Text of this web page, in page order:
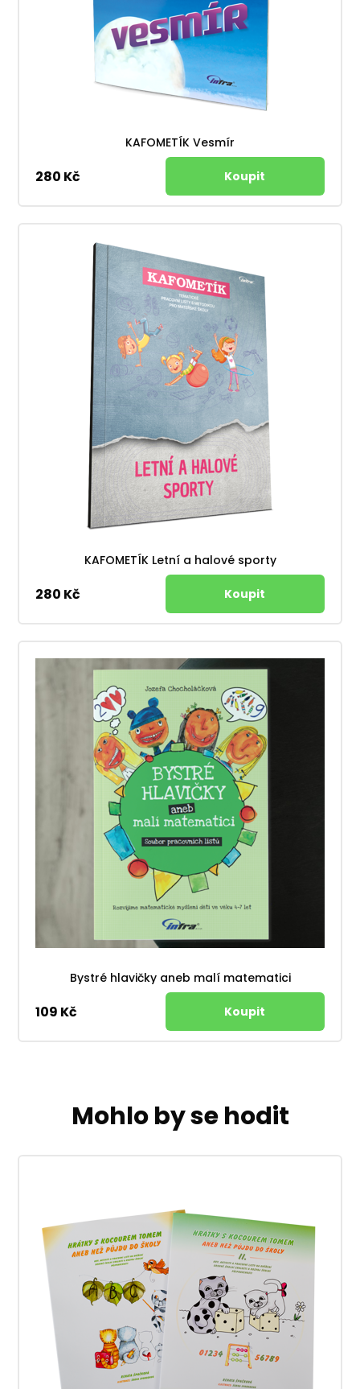
KAFOMETÍK Vesmír
280 Kč
KAFOMETÍK Letní a halové sporty
280 Kč
Bystré hlavičky aneb malí matematici
109 Kč
Mohlo by se hodit